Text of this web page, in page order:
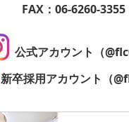
FAX：06-6260-3355
公式アカウント（
新卒採用アカウント（